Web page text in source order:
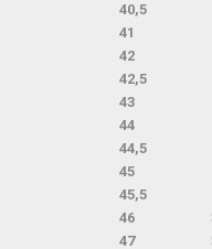
40,5
41
42
42,5
43
44
44,5
45
45,5
46
47